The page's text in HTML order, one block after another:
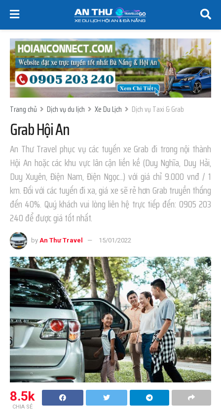
Trang chủ Dịch vụ du lịch Xe Du Lịch Dịch vụ Taxi & Grab
Grab Hội An
An Thư Travel phục vụ các tuyến xe Grab đi trong nội thành
Hội An hoặc các khu vực lân cận liền kề (Duy Nghĩa, Duy Hải,
Duy Xuyên, Điện Nam, Điện Ngọc...) với giá chỉ 9.000 vnđ / 1
km. Đối với các tuyến đi xa, giá xe sẽ rẻ hơn Grab truyền thống
đến 40%. Quý khách vui lòng liên hệ trực tiếp đến: 0905 203
240 để được giá tốt nhất.
by An Thư Travel 15/01/2022
8.5k
CHIA SẺ